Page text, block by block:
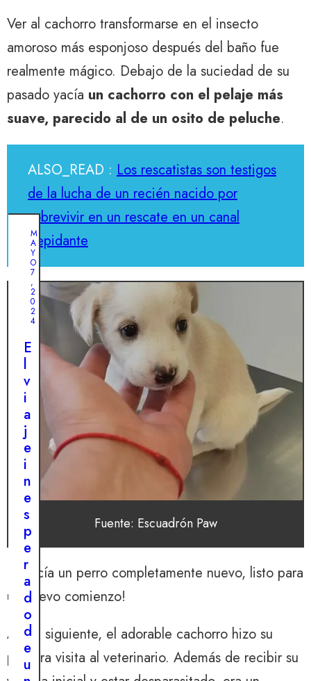
Ver al cachorro transformarse en el insecto
amoroso más esponjoso después del baño fue
realmente mágico. Debajo de la suciedad de su
pasado yacía un cachorro con el pelaje más
suave, parecido al de un osito de peluche.
ALSO_READ : Los rescatistas son testigos
de la lucha de un recién nacido por
sobrevivir en un rescate en un canal
trepidante
Fuente: Escuadrón Paw
¡Parecía un perro completamente nuevo, listo para
un nuevo comienzo!
Al día siguiente, el adorable cachorro hizo su
primera visita al veterinario. Además de recibir su
M
A
Y
O
7
,
2
0
2
4
E
l
v
i
a
j
e
i
n
e
s
p
e
r
a
d
o
d
e
u